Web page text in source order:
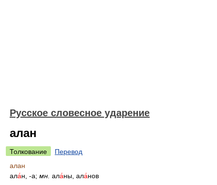
Русское словесное ударение
алан
Толкование
Перевод
алан
ала́н, -а; мн. ала́ны, ала́нов